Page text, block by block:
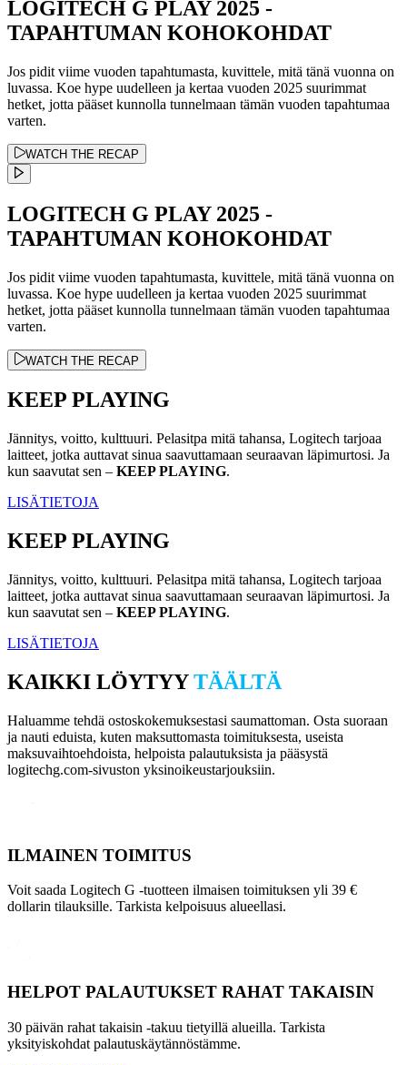
LOGITECH G PLAY 2025 -
TAPAHTUMAN KOHOKOHDAT
Jos pidit viime vuoden tapahtumasta, kuvittele, mitä tänä vuonna on
luvassa. Koe hype uudelleen ja kertaa vuoden 2025 suurimmat
hetket, jotta pääset kunnolla tunnelmaan tämän vuoden tapahtumaa
varten.
WATCH THE RECAP
LOGITECH G PLAY 2025 -
TAPAHTUMAN KOHOKOHDAT
Jos pidit viime vuoden tapahtumasta, kuvittele, mitä tänä vuonna on
luvassa. Koe hype uudelleen ja kertaa vuoden 2025 suurimmat
hetket, jotta pääset kunnolla tunnelmaan tämän vuoden tapahtumaa
varten.
WATCH THE RECAP
KEEP PLAYING
Jännitys, voitto, kulttuuri. Pelasitpa mitä tahansa, Logitech tarjoaa
laitteet, jotka auttavat sinua saavuttamaan seuraavan läpimurtosi. Ja
kun saavutat sen – KEEP PLAYING.
LISÄTIETOJA
KEEP PLAYING
Jännitys, voitto, kulttuuri. Pelasitpa mitä tahansa, Logitech tarjoaa
laitteet, jotka auttavat sinua saavuttamaan seuraavan läpimurtosi. Ja
kun saavutat sen – KEEP PLAYING.
LISÄTIETOJA
KAIKKI LÖYTYYTÄÄLTÄ
Haluamme tehdä ostoskokemuksestasi saumattoman. Osta suoraan
ja nauti eduista, kuten maksuttomasta toimituksesta, useista
maksuvaihtoehdoista, helpoista palautuksista ja pääsystä
logitechg.com-sivuston yksinoikeustarjouksiin.
ILMAINEN TOIMITUS
Voit saada Logitech G -tuotteen ilmaisen toimituksen yli 39 €
dollarin tilauksille. Tarkista kelpoisuus alueellasi.
HELPOT PALAUTUKSET RAHAT TAKAISIN
30 päivän rahat takaisin -takuu tietyillä alueilla. Tarkista
yksityiskohdat palautuskäytännöstämme.